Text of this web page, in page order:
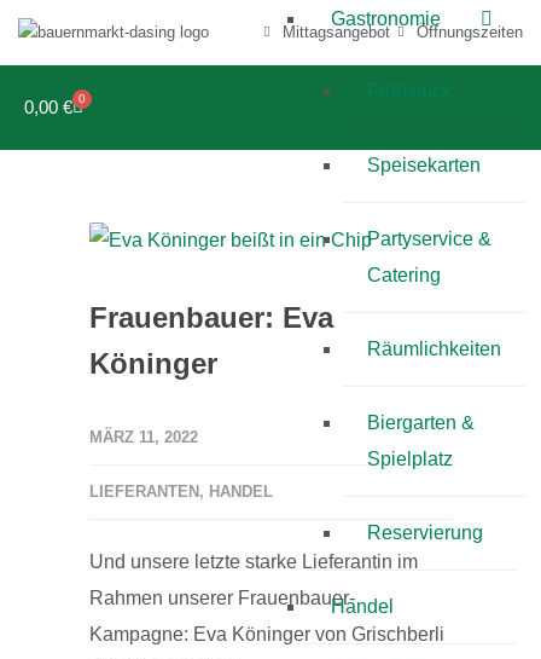
Mittagsangebot Öffnungszeiten
0,00 € 0
Gastronomie
Speisekarten
Partyservice &
Catering
Räumlichkeiten
Biergarten &
Spielplatz
Reservierung
Handel
Frauenbauer: Eva
Köninger
MÄRZ 11, 2022
LIEFERANTEN , HANDEL
Und unsere letzte starke Lieferantin im
Rahmen unserer Frauenbauer-
Kampagne: Eva Köninger von Grischberli